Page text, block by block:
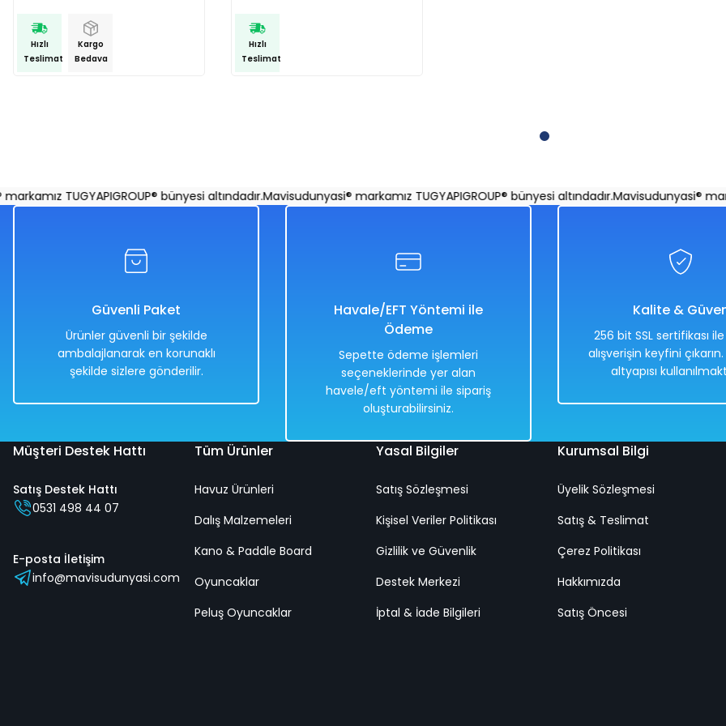
Hızlı
Teslimat
Kargo
Bedava
Hızlı
Teslimat
TUGYAPIGROUP® bünyesi altındadır.Mavisudunyasi® markamız TUGYAPIGROUP® bünyesi altındadır.Mavisudunyasi®
Güvenli Paket
Ürünler güvenli bir şekilde
ambalajlanarak en korunaklı
şekilde sizlere gönderilir.
Havale/EFT Yöntemi ile
Ödeme
Sepette ödeme işlemleri
seçeneklerinde yer alan
havele/eft yöntemi ile sipariş
oluşturabilirsiniz.
Kalite &
256 bit SSL sertifikası
alışverişin keyfini
altyapısı
Müşteri Destek Hattı
Satış Destek Hattı
0531 498 44 07
E-posta İletişim
info@mavisudunyasi.com
Tüm Ürünler
Havuz Ürünleri
Dalış Malzemeleri
Kano & Paddle Board
Oyuncaklar
Peluş Oyuncaklar
Yasal Bilgiler
Satış Sözleşmesi
Kişisel Veriler Politikası
Gizlilik ve Güvenlik
Destek Merkezi
İptal & İade Bilgileri
Kurumsal Bilgi
Üyelik Sözleşmesi
Satış & Teslimat
Çerez Politikası
Hakkımızda
Satış Öncesi